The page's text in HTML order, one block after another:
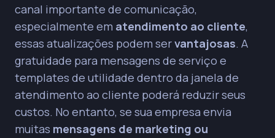
canal importante de comunicação,
especialmente em atendimento ao cliente,
essas atualizações podem servantajosas. A
gratuidade para mensagens de serviço e
templates de utilidade dentro da janela de
atendimento ao cliente poderá reduzir seus
custos. No entanto, se sua empresa envia
muitas mensagens de marketing ou